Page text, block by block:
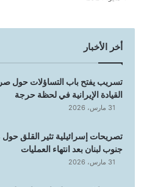
أخر الأخبار
تسريب يفتح باب التساؤلات حول
القيادة الإيرانية في لحظة حرجة
31 مارس، 2026
تصريحات إسرائيلية تثير القلق
جنوب لبنان بعد انتهاء العمليات
31 مارس، 2026